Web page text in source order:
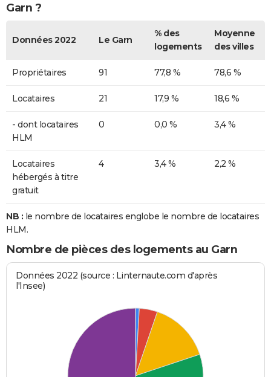
Garn ?
Données 2022 Le Garn
% des
logements
Moyenne
des villes
Propriétaires 91 77,8 % 78,6 %
Locataires 21 17,9 % 18,6 %
- dont locataires
HLM
0 0,0 % 3,4 %
Locataires
hébergés à titre
gratuit
4 3,4 % 2,2 %
NB : le nombre de locataires englobe le nombre de locataires
HLM.
Nombre de pièces des logements au Garn
Données 2022 (source : Linternaute.com d'après
l'Insee)